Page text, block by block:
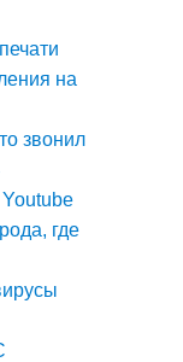
на
звонил
где